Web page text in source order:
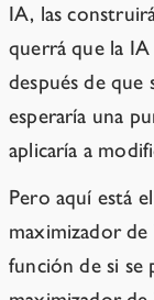
IA, las
querrá que la IA
después de
esperaría una
aplicaría a
Pero aquí está
maximizador
función de si se